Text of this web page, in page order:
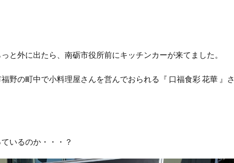
と外に出たら、南砺市役所前にキッチンカーが来てました。
野の町中で小料理屋さんを営んでおられる『 口福食彩 花華 』さ
いるのか・・・？